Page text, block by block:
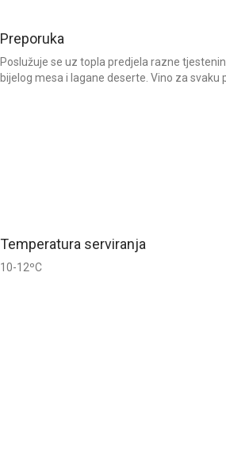
Preporuka
Poslužuje se uz topla predjela razne
bijelog mesa i lagane deserte. Vino za svaku
Temperatura serviranja
10-12ºC